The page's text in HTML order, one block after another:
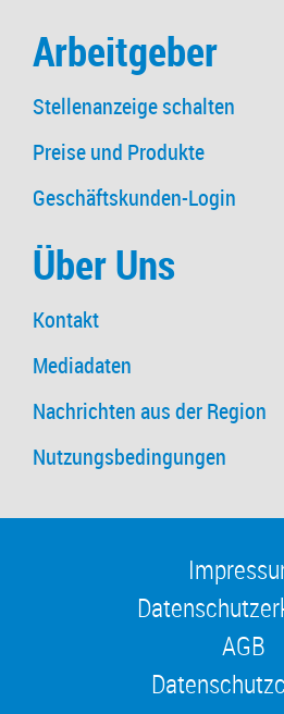
Arbeitgeber
Stellenanzeige schalten
Preise und Produkte
Geschäftskunden-Login
Über Uns
Kontakt
Mediadaten
Nachrichten aus der Region
Nutzungsbedingungen
AGB